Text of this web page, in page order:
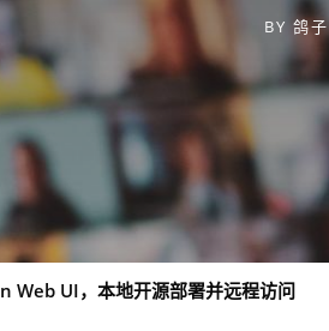
BY 鸽子
Web UI，本地开源部署并远程访问